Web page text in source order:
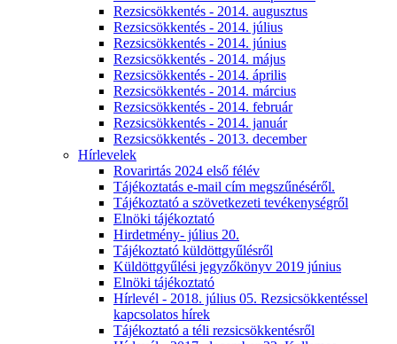
Rezsicsökkentés - 2014. augusztus
Rezsicsökkentés - 2014. július
Rezsicsökkentés - 2014. június
Rezsicsökkentés - 2014. május
Rezsicsökkentés - 2014. április
Rezsicsökkentés - 2014. március
Rezsicsökkentés - 2014. február
Rezsicsökkentés - 2014. január
Rezsicsökkentés - 2013. december
Hírlevelek
Rovarirtás 2024 első félév
Tájékoztatás e-mail cím megszűnéséről.
Tájékoztató a szövetkezeti tevékenységről
Elnöki tájékoztató
Hirdetmény- július 20.
Tájékoztató küldöttgyűlésről
Küldöttgyűlési jegyzőkönyv 2019 június
Elnöki tájékoztató
Hírlevél - 2018. július 05. Rezsicsökkentéssel
kapcsolatos hírek
Tájékoztató a téli rezsicsökkentésről